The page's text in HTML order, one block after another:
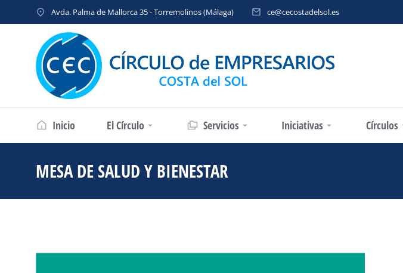
Avda. Palma de Mallorca 35 - Torremolinos (Málaga) ce@cecostadelsol.es
Inicio El Círculo Servicios Iniciativas Círculos
MESA DE SALUD Y BIENESTAR